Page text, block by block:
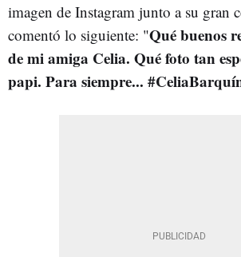
imagen de Instagram junto a su gran
comentó lo siguiente: "Qué buenos
de mi amiga Celia. Qué foto tan
papi. Para siempre...